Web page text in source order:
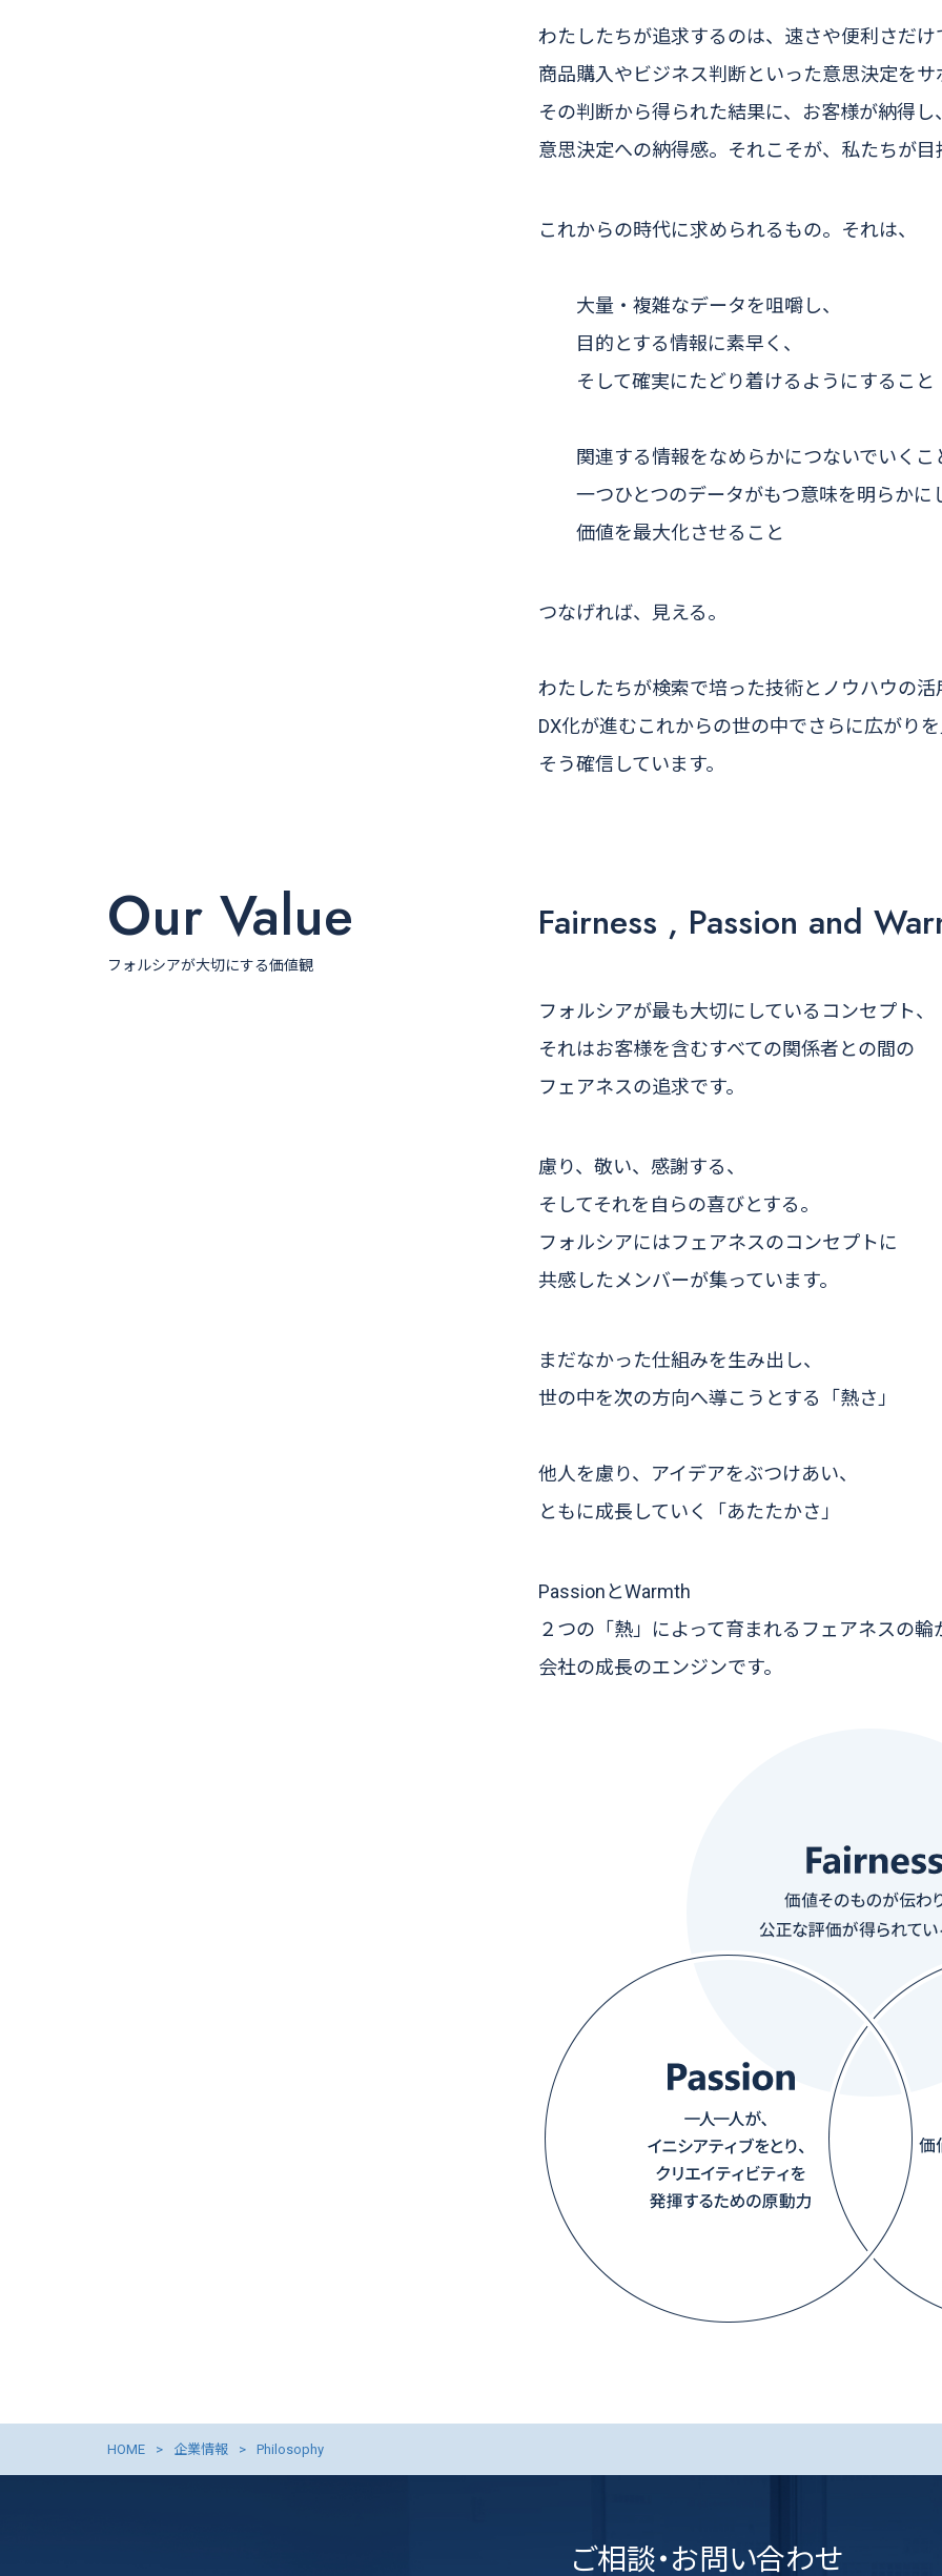
わたしたちが追求するのは、速さや便利さだ
商品購入やビジネス判断といった意思決定をサ
その判断から得られた結果に、お客様が納得し
意思決定への納得感。それこそが、私たちが目
これからの時代に求められるもの。それは、
大量・複雑なデータを咀嚼し、
目的とする情報に素早く、
そして確実にたどり着けるようにすること
関連する情報をなめらかにつないでいくこ
一つひとつのデータがもつ意味を明らかに
価値を最大化させること
つなげれば、見える。
わたしたちが検索で培った技術とノウハウの活
DX化が進むこれからの世の中でさらに広がり
そう確信しています。
Our Value
フォルシアが大切にする価値観
Fairness , Passion and
フォルシアが最も大切にしているコンセプト、
それはお客様を含むすべての関係者との間の
フェアネスの追求です。
慮り、敬い、感謝する、
そしてそれを自らの喜びとする。
フォルシアにはフェアネスのコンセプトに
共感したメンバーが集っています。
まだなかった仕組みを生み出し、
世の中を次の方向へ導こうとする「熱さ」
他人を慮り、アイデアをぶつけあい、
ともに成長していく「あたたかさ」
PassionとWarmth
２つの「熱」によって育まれるフェアネスの輪
会社の成長のエンジンです。
HOME 企業情報 Philosophy
ご相談・お問い合わせ